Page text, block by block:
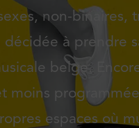
non-binaires,
décidée à prendre
belge.
moins
espaces où